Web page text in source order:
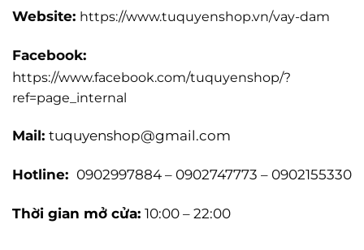
Website: https://www.tuquyenshop.vn/vay-dam
Facebook:
https://www.facebook.com/tuquyenshop/?
ref=page_internal
Mail: tuquyenshop@gmail.com
Hotline: 0902997884 – 0902747773 – 0902155330
Thời gian mở cửa: 10:00 – 22:00